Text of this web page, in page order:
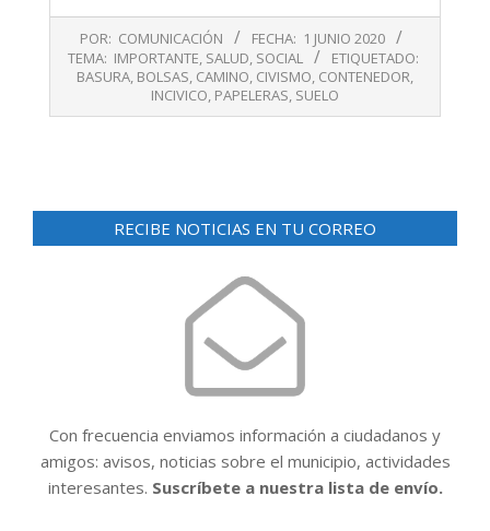
06-
POR: COMUNICACIÓN FECHA: 1 JUNIO 2020
TEMA: IMPORTANTE, SALUD, SOCIAL
ETIQUETADO:
BASURA, BOLSAS, CAMINO, CIVISMO, CONTENEDOR,
INCIVICO, PAPELERAS, SUELO
RECIBE NOTICIAS EN TU CORREO
Con frecuencia enviamos información a ciudadanos y
amigos: avisos, noticias sobre el municipio, actividades
interesantes. Suscríbete a nuestra lista de envío.